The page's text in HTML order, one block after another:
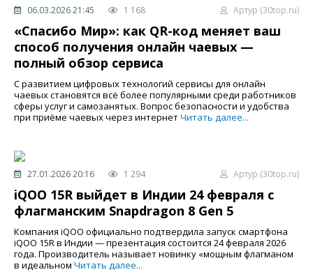
06.03.2026 21:45 1 168 Артур (30top.ru)
«Спасибо Мир»: как QR-код меняет ваш
способ получения онлайн чаевых —
полный обзор сервиса
С развитием цифровых технологий сервисы для онлайн
чаевых становятся всё более популярными среди работников
сферы услуг и самозанятых. Вопрос безопасности и удобства
при приёме чаевых через интернетЧитать далее...
27.01.2026 20:16 1 294 Артур (30top.ru)
iQOO 15R выйдет в Индии 24 февраля с
флагманским Snapdragon 8 Gen 5
Компания iQOO официально подтвердила запуск смартфона
iQOO 15R в Индии — презентация состоится 24 февраля 2026
года. Производитель называет новинку «мощным флагманом
в идеальном Читать далее...